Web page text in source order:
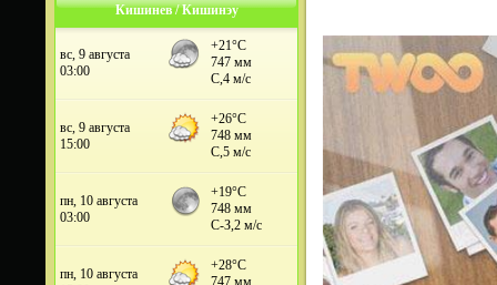
Кишинев / Кишинэу